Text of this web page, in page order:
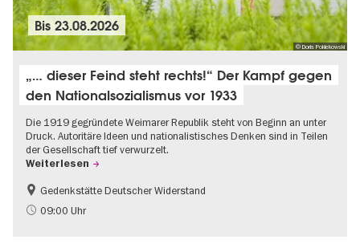
© Doris Poklekowski
Bis23.08.2026
„… dieser Feind steht rechts!“ Der Kampf gegen
den Nationalsozialismus vor 1933
Die 1919 gegründete Weimarer Republik steht von Beginn an unter
Druck. Autoritäre Ideen und nationalistisches Denken sind in Teilen
der Gesellschaft tief verwurzelt.
Weiterlesen
Gratis
NS-Geschichte
Gedenkstätte Deutscher Widerstand
09:00 Uhr